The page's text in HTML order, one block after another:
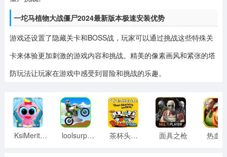
一坨马植物大战僵尸2024最新版本极速安装优势
游戏还设置了隐藏关卡和BOSS战，玩家可以通过挑战这些特殊关
卡来体验更加刺激的游戏内容和挑战。精美的像素画风和紧张的塔
防玩法让玩家在游戏中感受到冒险和挑战的乐趣。
KsiMeritos*Mu?ecaenMéxico loolsurprisemotorbikegames 茶杯头大冒险 面具之枪 热血